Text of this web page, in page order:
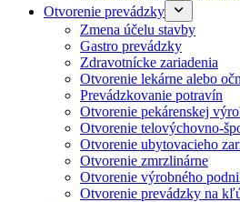
Otvorenie prevádzky
Zmena účelu stavby
Gastro prevádzky
Zdravotnícke zariadenia
Otvorenie lekárne alebo
Prevádzkovanie potravín
Otvorenie pekárenskej
Otvorenie telovýchovno-
Otvorenie ubytovacieho
Otvorenie zmrzlinárne
Otvorenie výrobného
Otvorenie prevádzky na